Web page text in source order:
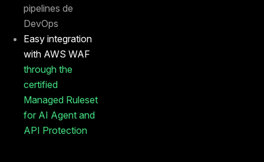
pipelines de
DevOps
Easy integration
with AWS WAF
through the
certified
Managed Ruleset
for AI Agent and
API Protection